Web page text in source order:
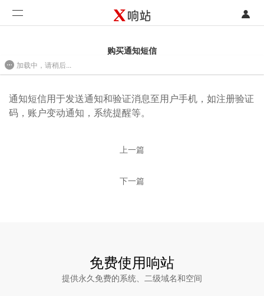
注册
联系销售部门
开发类型
功能
购买通知短信
通知短信用于发送通知和验证消息至用户手机，如注册验证
码，账户变动通知，系统提醒等。
上一篇
下一篇
免费使用响站
提供永久免费的系统、二级域名和空间
加载中，请稍后...